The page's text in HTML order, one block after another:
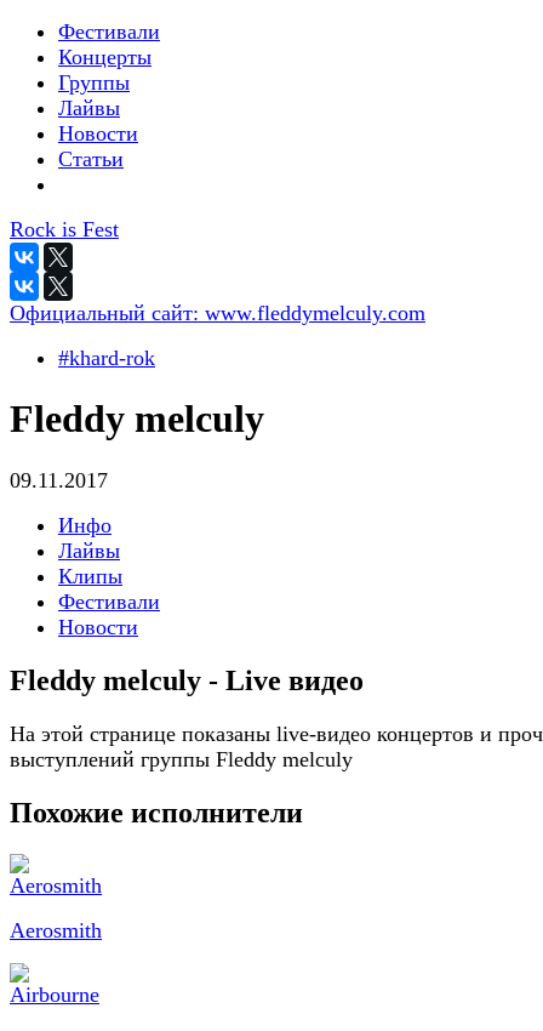
Фестивали
Концерты
Группы
Лайвы
Новости
Статьи
Rock is Fest
Официальный сайт: www.fleddymelculy.com
#khard-rok
Fleddy melculy
09.11.2017
Инфо
Лайвы
Клипы
Фестивали
Новости
Fleddy melculy - Live видео
На этой странице показаны live-видео концертов и
выступлений группы Fleddy melculy
Похожие исполнители
Aerosmith